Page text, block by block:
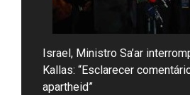
Israel, Ministro Sa’ar
Kallas: “Esclarecer
apartheid”